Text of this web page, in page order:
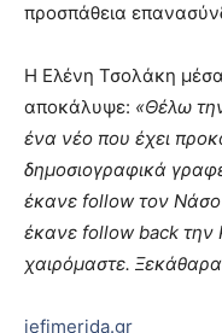
προσπάθεια
Η Ελένη Τσολάκη μέσα
αποκάλυψε: «Θέλω
ένα νέο που έχει
δημοσιογραφικά
έκανε follow τον
έκανε follow back την
χαιρόμαστε.
iefimerida.gr